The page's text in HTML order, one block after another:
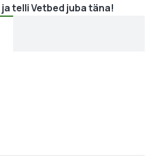
telli Vetbed juba täna!